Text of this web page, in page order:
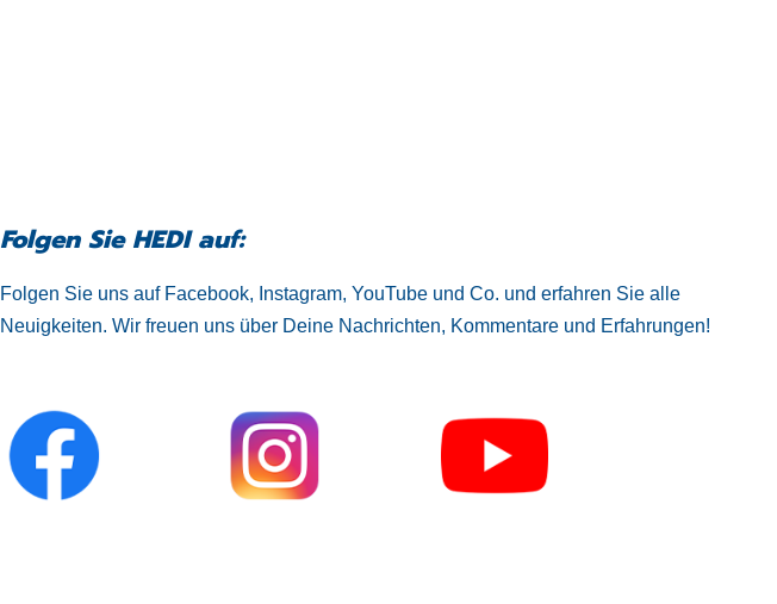
Folgen Sie HEDI auf:
Folgen Sie uns auf Facebook, Instagram, YouTube und Co. und erfahren Sie alle
Neuigkeiten. Wir freuen uns über Deine Nachrichten, Kommentare und Erfahrungen!